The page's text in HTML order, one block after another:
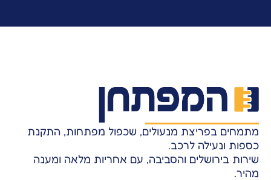
מתמחים בפריצת מנעולים, שכפול מפתחות, התקנת
כספות ונעילה לרכב.
שירות בירושלים והסביבה, עם אחריות מלאה ומענה
מהיר.